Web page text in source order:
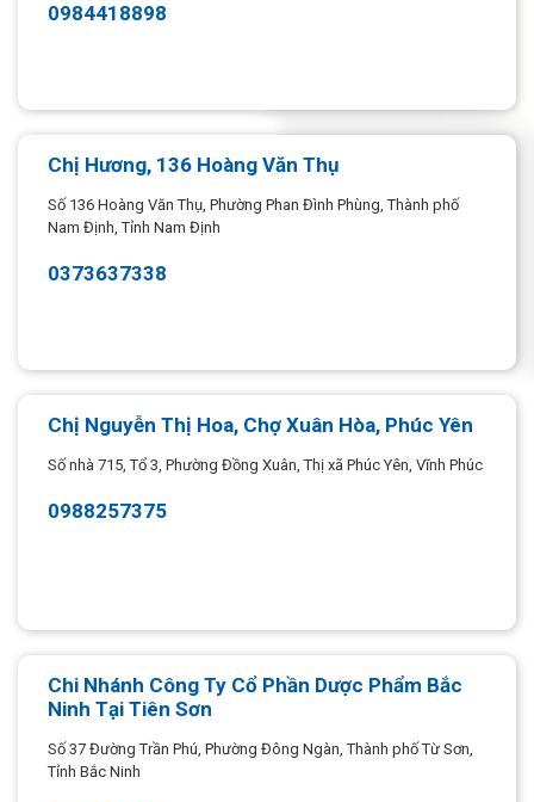
0984418898
Chị Hương, 136 Hoàng Văn Thụ
Số 136 Hoàng Văn Thụ, Phường Phan Đình Phùng, Thành phố
Nam Định, Tỉnh Nam Định
0373637338
Chị Nguyễn Thị Hoa, Chợ Xuân Hòa, Phúc Yên
Số nhà 715, Tổ 3, Phường Đồng Xuân, Thị xã Phúc Yên, Vĩnh Phúc
0988257375
Chi Nhánh Công Ty Cổ Phần Dược Phẩm Bắc
Ninh Tại Tiên Sơn
Số 37 Đường Trần Phú, Phường Đông Ngàn, Thành phố Từ Sơn,
Tỉnh Bắc Ninh